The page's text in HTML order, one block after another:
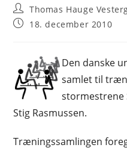
Post
author:
Thomas Hauge
Post18. december 2010
Den danske
samlet til
stormestrene
Stig Rasmussen.
Træningssamlingen